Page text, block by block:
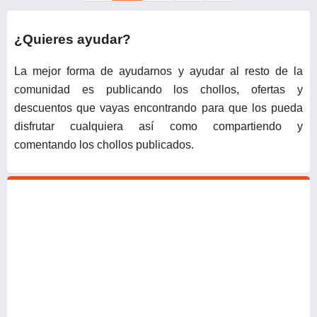
¿Quieres ayudar?
La mejor forma de ayudarnos y ayudar al resto de la
comunidad es publicando los chollos, ofertas y
descuentos que vayas encontrando para que los pueda
disfrutar cualquiera así como compartiendo y
comentando los chollos publicados.